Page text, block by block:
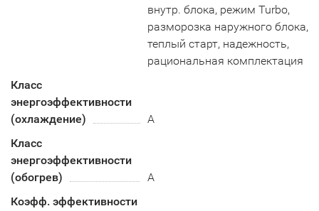
внутр. блока, режим Turbo,
разморозка наружного блока,
теплый старт, надежность,
рациональная комплектация
Класс
энергоэффективности
(охлаждение)
А
Класс
энергоэффективности
(обогрев)
A
Коэфф. эффективности